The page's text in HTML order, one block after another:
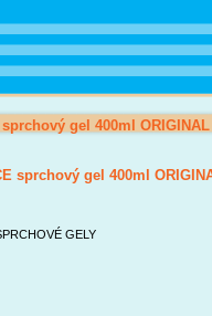
gel 400ml ORIGINAL
sprchový gel 400ml
GELY